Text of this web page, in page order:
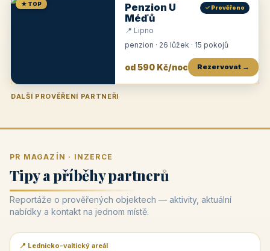
★ TOP
Penzion U
Méďů
✓ Prověřeno
📍 Lipno
penzion · 26 lůžek · 15 pokojů
od 590 Kč/noc Rezervovat →
DALŠÍ PROVĚŘENÍ PARTNEŘI
Penzion U Zámku Pension Faber
PR MAGAZÍN · INZERCE
Tipy a příběhy partnerů
Reportáže o prověřených objektech — aktivity, aktuální
nabídky a kontakt na jednom místě.
📰 PR článek
📍 Lednicko-valtický areál